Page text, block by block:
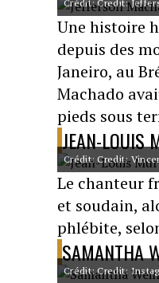
Crédit: Credit:
Une histoire
depuis des
Janeiro, au
Machado
pieds sous
JEAN-LOUIS
Crédit: Credit:
Le chanteur
et soudain,
phlébite,
SAMANTHA
Crédit: Credit: